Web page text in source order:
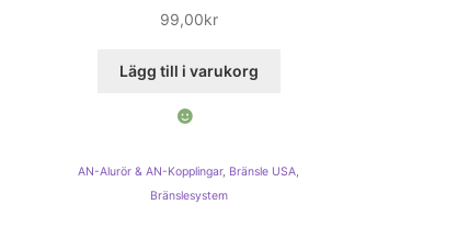
99,00kr
Lägg till i varukorg
AN-Alurör & AN-Kopplingar, Bränsle USA,
Bränslesystem